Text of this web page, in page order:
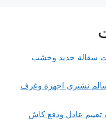
سقالة حديد وخشب
نشتري اجهزة وغرف
تقييم عادل ودفع كاش